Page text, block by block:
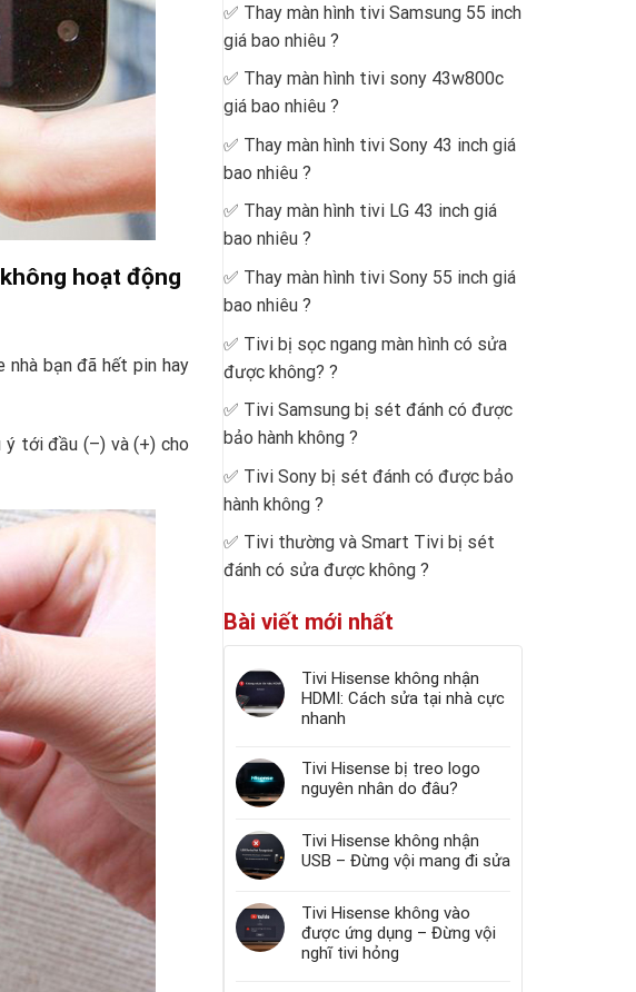
hoạt động
nhà bạn đã hết pin hay
ý tới đầu (–) và (+) cho
✅ Thay màn hình tivi Samsung 55 inch
giá bao nhiêu ?
✅ Thay màn hình tivi sony 43w800c
giá bao nhiêu ?
✅ Thay màn hình tivi Sony 43 inch giá
bao nhiêu ?
✅ Thay màn hình tivi LG 43 inch giá
bao nhiêu ?
✅ Thay màn hình tivi Sony 55 inch giá
bao nhiêu ?
✅ Tivi bị sọc ngang màn hình có sửa
được không? ?
✅ Tivi Samsung bị sét đánh có được
bảo hành không ?
✅ Tivi Sony bị sét đánh có được bảo
hành không ?
✅ Tivi thường và Smart Tivi bị sét
đánh có sửa được không ?
Bài viết mới nhất
Tivi Hisense không nhận
HDMI: Cách sửa tại nhà cực
nhanh
Tivi Hisense bị treo logo
nguyên nhân do đâu?
Tivi Hisense không nhận
USB – Đừng vội mang đi sửa
Tivi Hisense không vào
được ứng dụng – Đừng vội
nghĩ tivi hỏng